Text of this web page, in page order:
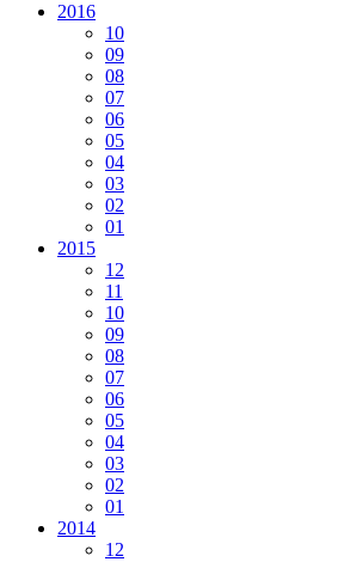
2016
10
09
08
07
06
05
04
03
02
01
2015
12
11
10
09
08
07
06
05
04
03
02
01
2014
12